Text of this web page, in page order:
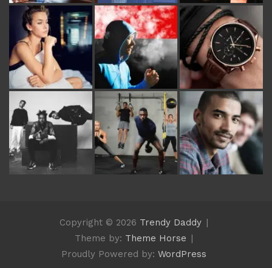
Copyright © 2026 Trendy Daddy
Theme by: Theme Horse
Proudly Powered by: WordPress